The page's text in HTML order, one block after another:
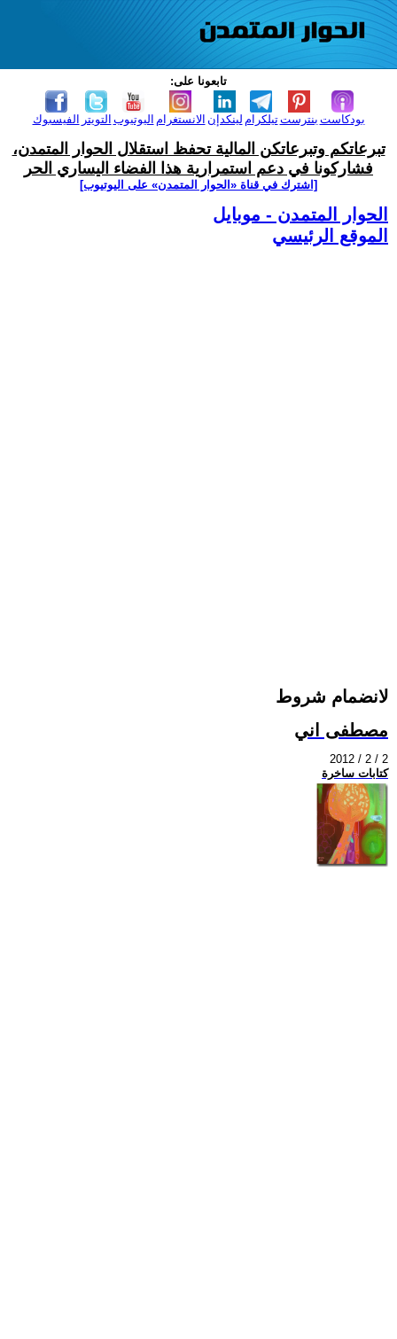
تابعونا على:
الفيسبوك التويتر اليوتيوب الانستغرام لينكدإن تيلكرامبنترست بودكاست
تبرعاتكم وتبرعاتكن المالية تحفظ استقلال الحوار المتمدن،
فشاركونا في دعم استمرارية هذا الفضاء اليساري الحر
[اشترك في قناة ‫«الحوار المتمدن» على اليوتيوب]
الحوار المتمدن - موبايل
الموقع الرئيسي
لانضمام شروط
مصطفى اني
2012 / 2 / 2
كتابات ساخرة